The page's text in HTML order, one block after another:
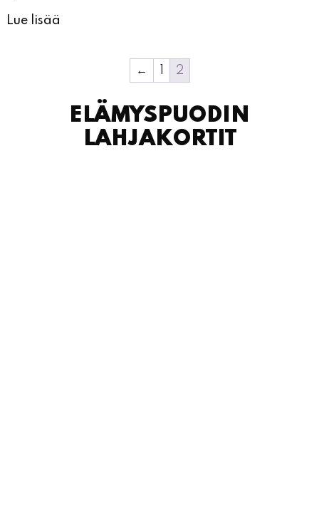
Lue lisää
← 2
ELÄMYSPUODIN
LAHJAKORTIT